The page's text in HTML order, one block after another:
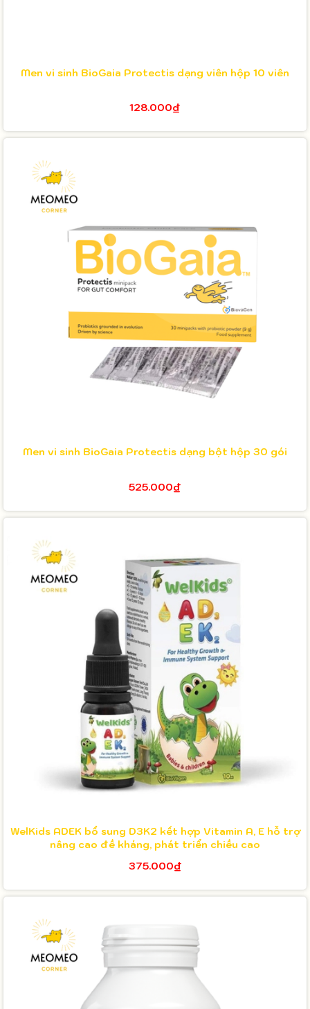
Men vi sinh BioGaia Protectis dạng viên hộp 10 viên
128.000₫
Men vi sinh BioGaia Protectis dạng bột hộp 30 gói
525.000₫
WelKids ADEK bổ sung D3K2 kết hợp Vitamin A, E hỗ trợ
nâng cao đề kháng, phát triển chiều cao
375.000₫